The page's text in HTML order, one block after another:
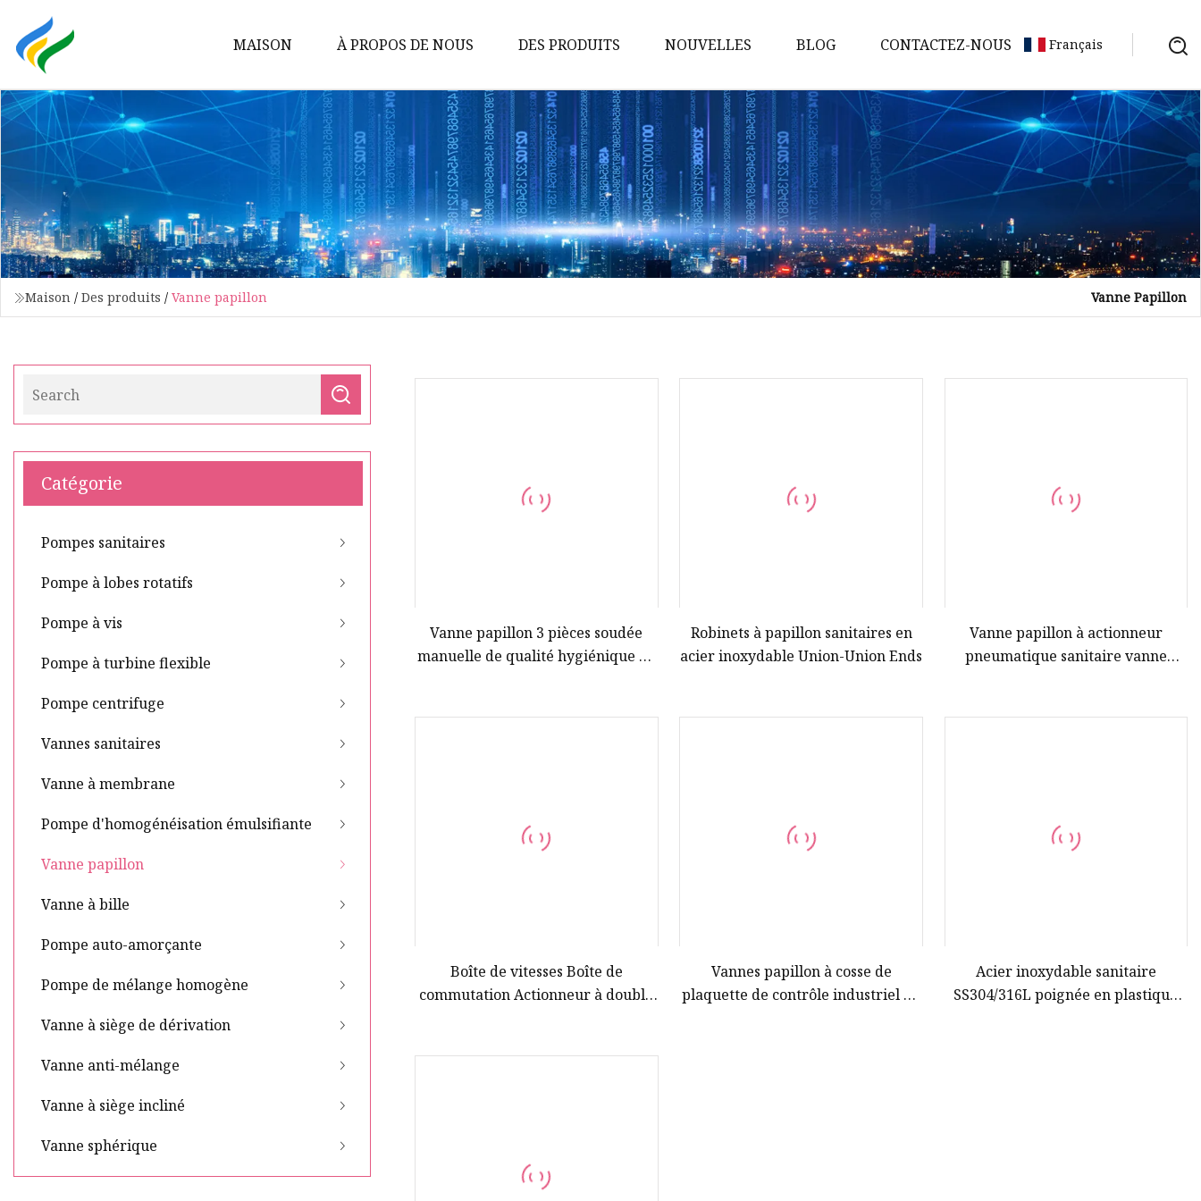
MAISON À PROPOS DE NOUS DES PRODUITS
Pompes sanitaires
Pompe à lobes rotatifs
Pompe à vis
Pompe à turbine flexible
Pompe centrifuge
Vannes sanitaires
Pompe de mélange homogène
NOUVELLES BLOG CONTACTEZ-NOUS Français
Maison / Des produits / Vanne papillon Vanne Papillon
Catégorie
Pompes sanitaires
Pompe à lobes rotatifs
Pompe à vis
Pompe à turbine flexible
Pompe centrifuge
Vannes sanitaires
Vanne à membrane
Pompe d'homogénéisation émulsifiante
Vanne papillon
Vanne à bille
Pompe auto-amorçante
Pompe de mélange homogène
Vanne à siège de dérivation
Vanne anti-mélange
Vanne à siège incliné
Vanne sphérique
Vanne papillon 3 pièces soudée
manuelle de qualité hygiénique en
Robinets à papillon sanitaires en
acier inoxydable Union-Union Ends
Vanne papillon à actionneur
pneumatique sanitaire vanne
Boîte de vitesses Boîte de
commutation Actionneur à double
Vannes papillon à cosse de
plaquette de contrôle industriel en
Acier inoxydable sanitaire
SS304/316L poignée en plastique